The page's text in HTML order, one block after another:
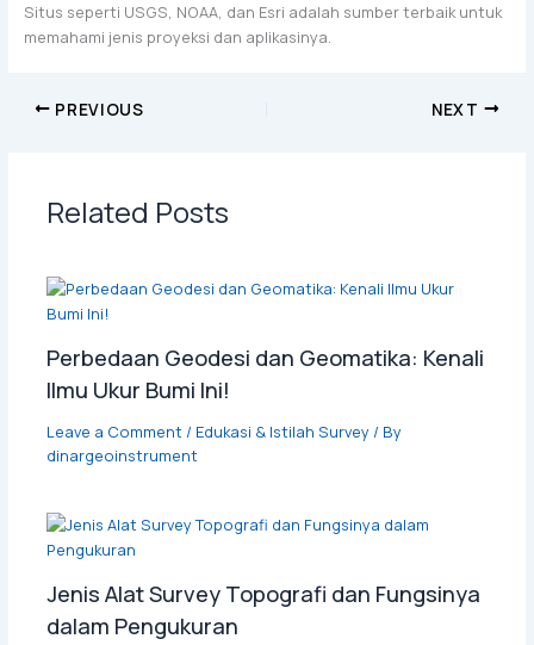
Situs seperti USGS, NOAA, dan Esri adalah sumber terbaik untuk
memahami jenis proyeksi dan aplikasinya.
PREVIOUS NEXT
Related Posts
Perbedaan Geodesi dan Geomatika: Kenali
Ilmu Ukur Bumi Ini!
Leave a Comment/ Edukasi & Istilah Survey/ By
dinargeoinstrument
Jenis Alat Survey Topografi dan Fungsinya
dalam Pengukuran